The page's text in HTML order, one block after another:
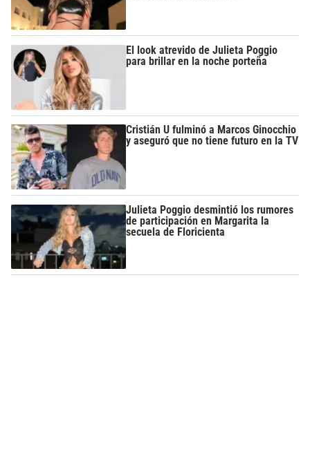
El look atrevido de Julieta Poggio
para brillar en la noche porteña
Cristián U fulminó a Marcos Ginocchio
y aseguró que no tiene futuro en la TV
Julieta Poggio desmintió los rumores
de participación en Margarita la
secuela de Floricienta